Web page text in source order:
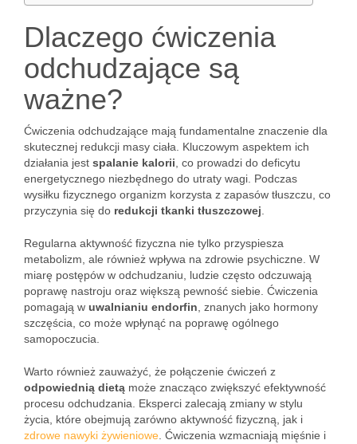
Dlaczego ćwiczenia
odchudzające są
ważne?
Ćwiczenia odchudzające mają fundamentalne znaczenie dla
skutecznej redukcji masy ciała. Kluczowym aspektem ich
działania jest spalanie kalorii , co prowadzi do deficytu
energetycznego niezbędnego do utraty wagi. Podczas
wysiłku fizycznego organizm korzysta z zapasów tłuszczu, co
przyczynia się do redukcji tkanki tłuszczowej
Regularna aktywność fizyczna nie tylko przyspiesza
metabolizm, ale również wpływa na zdrowie psychiczne. W
miarę postępów w odchudzaniu, ludzie często odczuwają
poprawę nastroju oraz większą pewność siebie. Ćwiczenia
pomagają w uwalnianiu endorfin , znanych jako hormony
szczęścia, co może wpłynąć na poprawę ogólnego
samopoczucia.
Warto również zauważyć, że połączenie ćwiczeń z
odpowiednią dietą może znacząco zwiększyć efektywność
procesu odchudzania. Eksperci zalecają zmiany w stylu
życia, które obejmują zarówno aktywność fizyczną, jak i
zdrowe nawyki żywieniowe . Ćwiczenia wzmacniają mięśnie i